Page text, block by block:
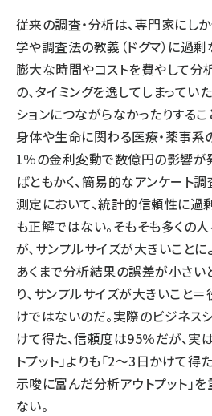
従来の調査・分析は、専門家にし
学や調査法の教義（ドグマ）に過
膨大な時間やコストを費やして分
の、タイミングを逸してしまってい
ションにつながらなかったりするこ
身体や生命に関わる医療・薬事系
1％の金利変動で数億円の影響が
ばともかく、簡易的なアンケート
測定において、統計的信頼性に過
も正解ではない。そもそも多くの
が、サンプルサイズが大きいことに
あくまで分析結果の誤差が小さい
り、サンプルサイズが大きいこと
けではないのだ。実際のビジネス
けて得た、信頼度は95％だが、実
トプット」よりも「2～3日かけて得
示唆に富んだ分析アウトプット」
ない。